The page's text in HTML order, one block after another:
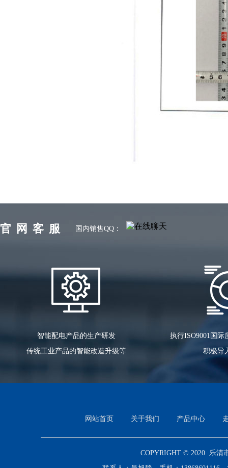
官网客服 国内销售QQ：
智能配电产品的生产研发
传统工业产品的智能改造升级等
执行ISO9001国际
积极导
网站首页 关于我们 产品中心
COPYRIGHT © 2020 乐清